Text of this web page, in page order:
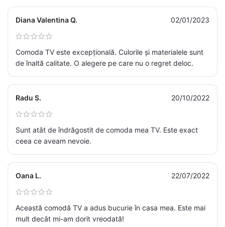
Diana Valentina Q. 02/01/2023
Comoda TV este excepțională. Culorile și materialele sunt
de înaltă calitate. O alegere pe care nu o regret deloc.
Radu S. 20/10/2022
Sunt atât de îndrăgostit de comoda mea TV. Este exact
ceea ce aveam nevoie.
Oana L. 22/07/2022
Această comodă TV a adus bucurie în casa mea. Este mai
mult decât mi-am dorit vreodată!